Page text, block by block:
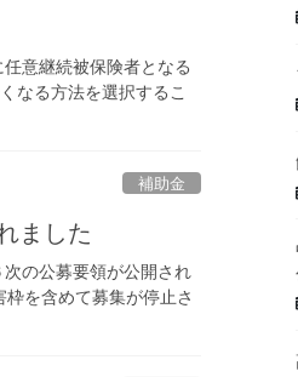
意継続被保険者となる
なる方法を選択するこ
補助金
ました
の公募要領が公開され
を含めて募集が停止さ